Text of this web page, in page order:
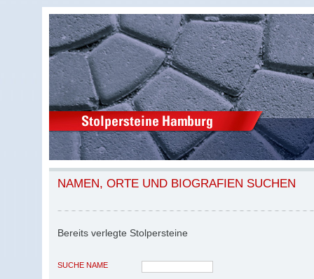
NAMEN, ORTE UND BIOGRAFIEN SUCHEN
Bereits verlegte Stolpersteine
SUCHE NAME